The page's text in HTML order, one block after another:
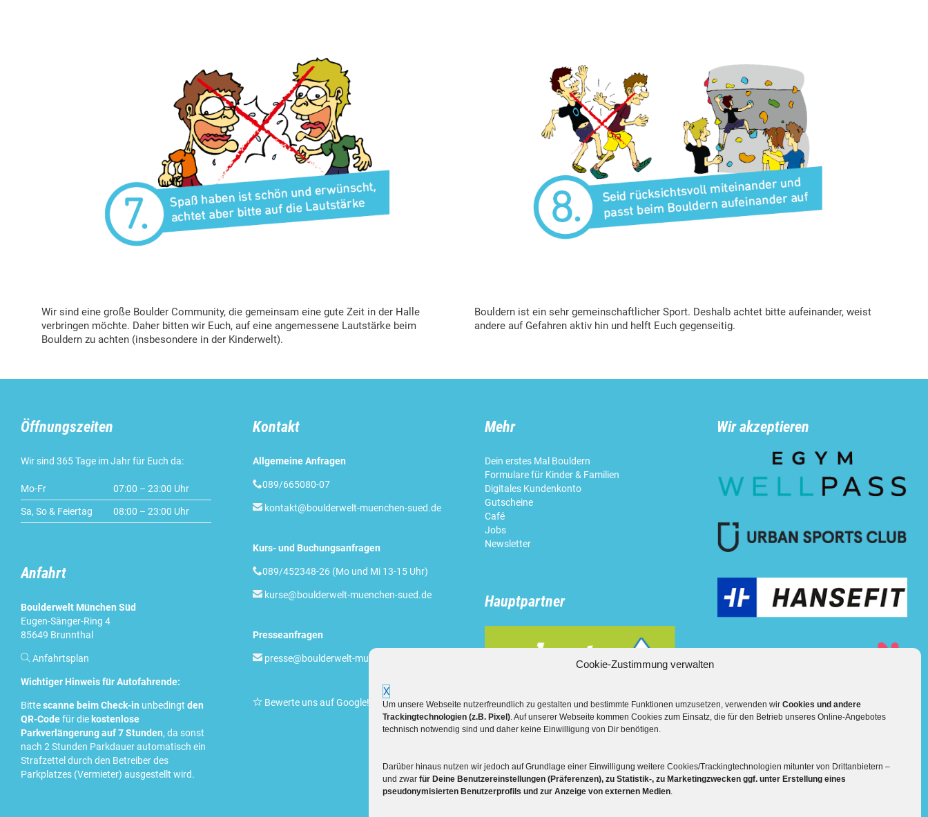
Cookie-Zustimmung verwalten
X
Um unsere Webseite nutzerfreundlich zu gestalten und bestimmte Funktionen umzusetzen, verwenden wir Cookies und andere
Trackingtechnologien (z.B. Pixel). Auf unserer Webseite kommen Cookies zum Einsatz, die für den Betrieb unseres Online-Angebotes
technisch notwendig sind und daher keine Einwilligung von Dir benötigen.
Darüber hinaus nutzen wir jedoch auf Grundlage einer Einwilligung weitere Cookies/Trackingtechnologien mitunter von Drittanbietern –
und zwar für Deine Benutzereinstellungen (Präferenzen), zu Statistik-, zu Marketingzwecken ggf. unter Erstellung eines
pseudonymisierten Benutzerprofils und zur Anzeige von externen Medien.
Wir sind eine große Boulder Community, die gemeinsam eine gute Zeit in der Halle
verbringen möchte. Daher bitten wir Euch, auf eine angemessene Lautstärke beim
Bouldern zu achten (insbesondere in der Kinderwelt).
Bouldern ist ein sehr gemeinschaftlicher Sport. Deshalb achtet bitte aufeinander, weist
andere auf Gefahren aktiv hin und helft Euch gegenseitig.
Öffnungszeiten
Wir sind 365 Tage im Jahr für Euch da:
Mo-Fr 07:00 – 23:00 Uhr
Sa, So & Feiertag 08:00 – 23:00 Uhr
Anfahrt
Boulderwelt München Süd
Eugen-Sänger-Ring 4
85649 Brunnthal
 Anfahrtsplan
Wichtiger Hinweis für Autofahrende:
Bittescanne beim Check-in unbedingt den
QR-Codefür die kostenlose
Parkverlängerung auf 7 Stunden, da sonst
nach 2 Stunden Parkdauer automatisch ein
Strafzettel durch den Betreiber des
Parkplatzes (Vermieter) ausgestellt wird.
Kontakt
Allgemeine Anfragen
089/665080-07
 kontakt@boulderwelt-muenchen-sued.de
Kurs- und Buchungsanfragen
089/452348-26 (Mo und Mi 13-15 Uhr)
 kurse@boulderwelt-muenchen-sued.de
Presseanfragen
 presse@boulderwelt-muenchen-sued.de
 Bewerte uns auf Google!
Mehr
Dein erstes Mal Bouldern
Formulare für Kinder & Familien
Digitales Kundenkonto
Gutscheine
Café
Jobs
Newsletter
Hauptpartner
Wir akzeptieren
Mehr über die Boulderwelt